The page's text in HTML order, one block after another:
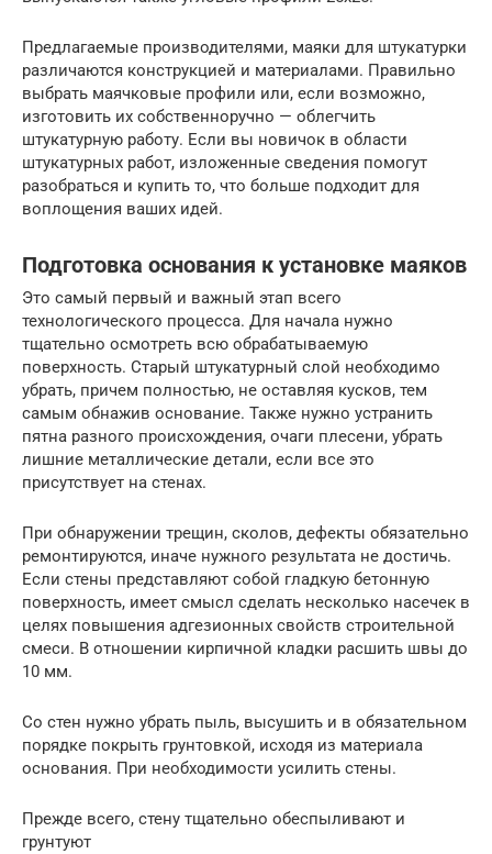
Предлагаемые производителями, маяки для штукатурки
различаются конструкцией и материалами. Правильно
выбрать маячковые профили или, если возможно,
изготовить их собственноручно — облегчить
штукатурную работу. Если вы новичок в области
штукатурных работ, изложенные сведения помогут
разобраться и купить то, что больше подходит для
воплощения ваших идей.
Подготовка основания к установке маяков
Это самый первый и важный этап всего
технологического процесса. Для начала нужно
тщательно осмотреть всю обрабатываемую
поверхность. Старый штукатурный слой необходимо
убрать, причем полностью, не оставляя кусков, тем
самым обнажив основание. Также нужно устранить
пятна разного происхождения, очаги плесени, убрать
лишние металлические детали, если все это
присутствует на стенах.
При обнаружении трещин, сколов, дефекты обязательно
ремонтируются, иначе нужного результата не достичь.
Если стены представляют собой гладкую бетонную
поверхность, имеет смысл сделать несколько насечек в
целях повышения адгезионных свойств строительной
смеси. В отношении кирпичной кладки расшить швы до
10 мм.
Со стен нужно убрать пыль, высушить и в обязательном
порядке покрыть грунтовкой, исходя из материала
основания. При необходимости усилить стены.
Прежде всего, стену тщательно обеспыливают и
грунтуют